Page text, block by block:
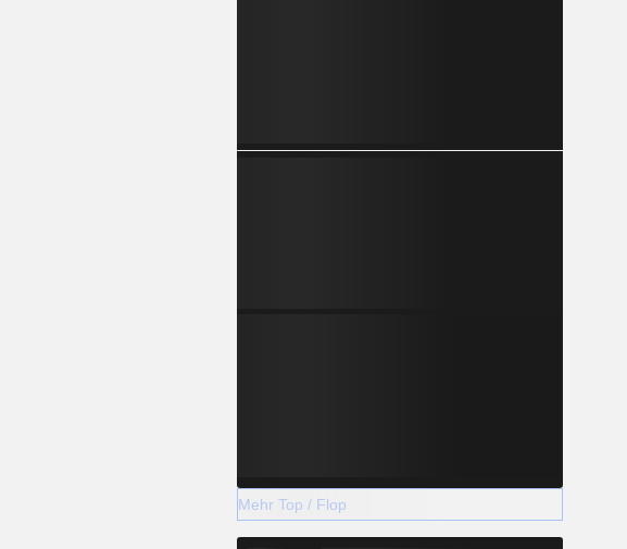
Mehr Top / Flop